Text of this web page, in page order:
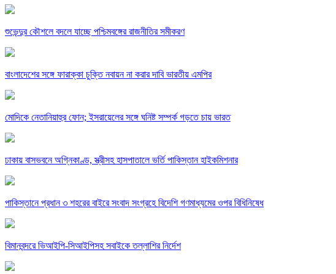
শুভেন্দুর কৌশলে বদলে যাচ্ছে পশ্চিমবঙ্গের রাজনীতির সমীকরণ
বাংলাদেশের সঙ্গে ফারাক্কা চুক্তি নবায়ন না করার দাবি ভারতীয় এমপির
মোদিকে নেতানিয়াহুর ফোন; ইসরায়েলের সঙ্গে ঘনিষ্ট সম্পর্ক গড়তে চায় ভারত
ঢাকায় বাসভবনে অগ্নিকাণ্ড, স্ত্রীসহ হাসপাতালে ভর্তি পাকিস্তান হাইকমিশনার
পাকিস্তানে প্রধান ৩ শহরের বাইরে সংবাদ সংগ্রহে বিদেশি গণমাধ্যমের ওপর বিধিনিষেধ
বিমানবন্দরে ভিআইপি-সিআইপিসহ সবাইকে তল্লাশির নির্দেশ